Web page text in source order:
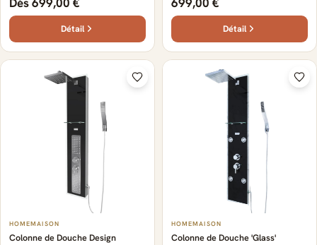
Détail Détail
HOMEMAISON
Colonne de Douche Design
HOMEMAISON
Colonne de Douche 'Glass'